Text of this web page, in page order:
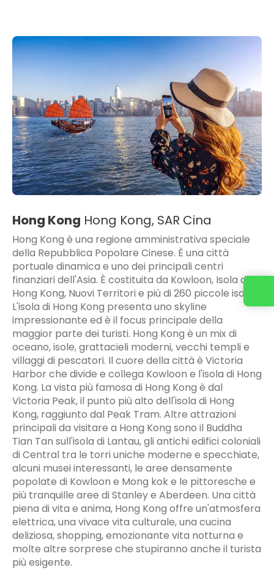
Hong Kong Hong Kong, SAR Cina
Hong Kong è una regione amministrativa speciale
della Repubblica Popolare Cinese. È una città
portuale dinamica e uno dei principali centri
finanziari dell'Asia. È costituita da Kowloon, Isola di
Hong Kong, Nuovi Territori e più di 260 piccole isole.
L'isola di Hong Kong presenta uno skyline
impressionante ed è il focus principale della
maggior parte dei turisti. Hong Kong è un mix di
oceano, isole, grattacieli moderni, vecchi templi e
villaggi di pescatori. Il cuore della città è Victoria
Harbor che divide e collega Kowloon e l'isola di Hong
Kong. La vista più famosa di Hong Kong è dal
Victoria Peak, il punto più alto dell'isola di Hong
Kong, raggiunto dal Peak Tram. Altre attrazioni
principali da visitare a Hong Kong sono il Buddha
Tian Tan sull'isola di Lantau, gli antichi edifici coloniali
di Central tra le torri uniche moderne e specchiate,
alcuni musei interessanti, le aree densamente
popolate di Kowloon e Mong kok e le pittoresche e
più tranquille aree di Stanley e Aberdeen. Una città
piena di vita e anima, Hong Kong offre un'atmosfera
elettrica, una vivace vita culturale, una cucina
deliziosa, shopping, emozionante vita notturna e
molte altre sorprese che stupiranno anche il turista
più esigente.